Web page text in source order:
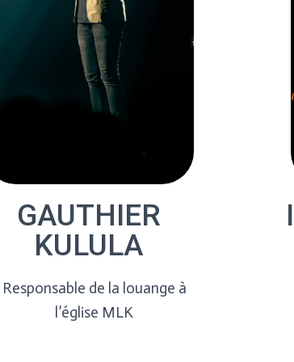
GAUTHIER
KULULA
Responsable de la louange à
l’église MLK